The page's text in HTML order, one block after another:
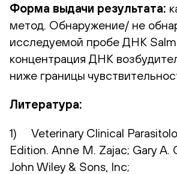
Форма выдачи результата:
метод. Обнаружение/ не
исследуемой пробе ДНК
концентрация ДНК
ниже границы
Литература:
1) Veterinary Clinical
Edition. Anne M. Zajac; Gary A.
John Wiley & Sons, Inc;